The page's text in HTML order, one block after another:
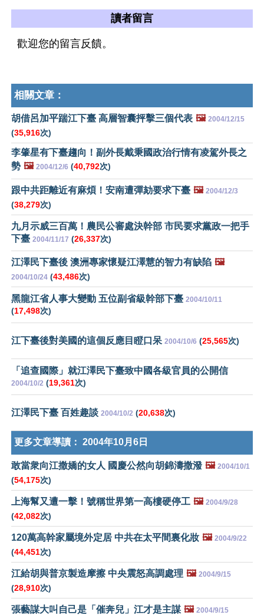
讀者留言
歡迎您的留言反饋。
相關文章：
胡借呂加平踹江下臺 高層智囊抨擊三個代表 🖼️ 2004/12/15
(35,916次)
李肇星有下臺趨向！副外長戴秉國政治行情有凌駕外長之
勢 🖼️ 2004/12/6 (40,792次)
跟中共距離近有麻煩！安南遭彈劾要求下臺 🖼️ 2004/12/3
(38,279次)
九月示威三百萬！農民公審處決幹部 市民要求黨政一把手
下臺 2004/11/17 (26,337次)
江澤民下臺後 澳洲專家懷疑江澤慧的智力有缺陷 🖼️
2004/10/24 (43,486次)
黑龍江省人事大變動 五位副省級幹部下臺 2004/10/11
(17,498次)
江下臺後對美國的這個反應目瞪口呆 2004/10/6 (25,565次)
「追查國際」就江澤民下臺致中國各級官員的公開信
2004/10/2 (19,361次)
江澤民下臺 百姓趣談 2004/10/2 (20,638次)
更多文章導讀： 2004年10月6日
敢當衆向江撒嬌的女人 國慶公然向胡錦濤撒潑 🖼️ 2004/10/1
(54,175次)
上海幫又遭一擊！號稱世界第一高樓硬停工 🖼️ 2004/9/28
(42,082次)
120萬高幹家屬境外定居 中共在太平間裏化妝 🖼️ 2004/9/22
(44,451次)
江給胡與普京製造摩擦 中央震怒高調處理 🖼️ 2004/9/15
(28,910次)
張藝謀大叫自己是「催奔兒」江才是主謀 🖼️ 2004/9/15